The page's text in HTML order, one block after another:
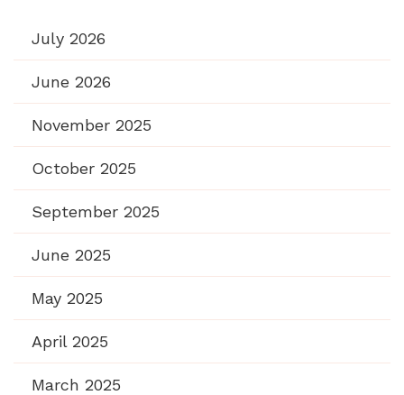
July 2026
June 2026
November 2025
October 2025
September 2025
June 2025
May 2025
April 2025
March 2025